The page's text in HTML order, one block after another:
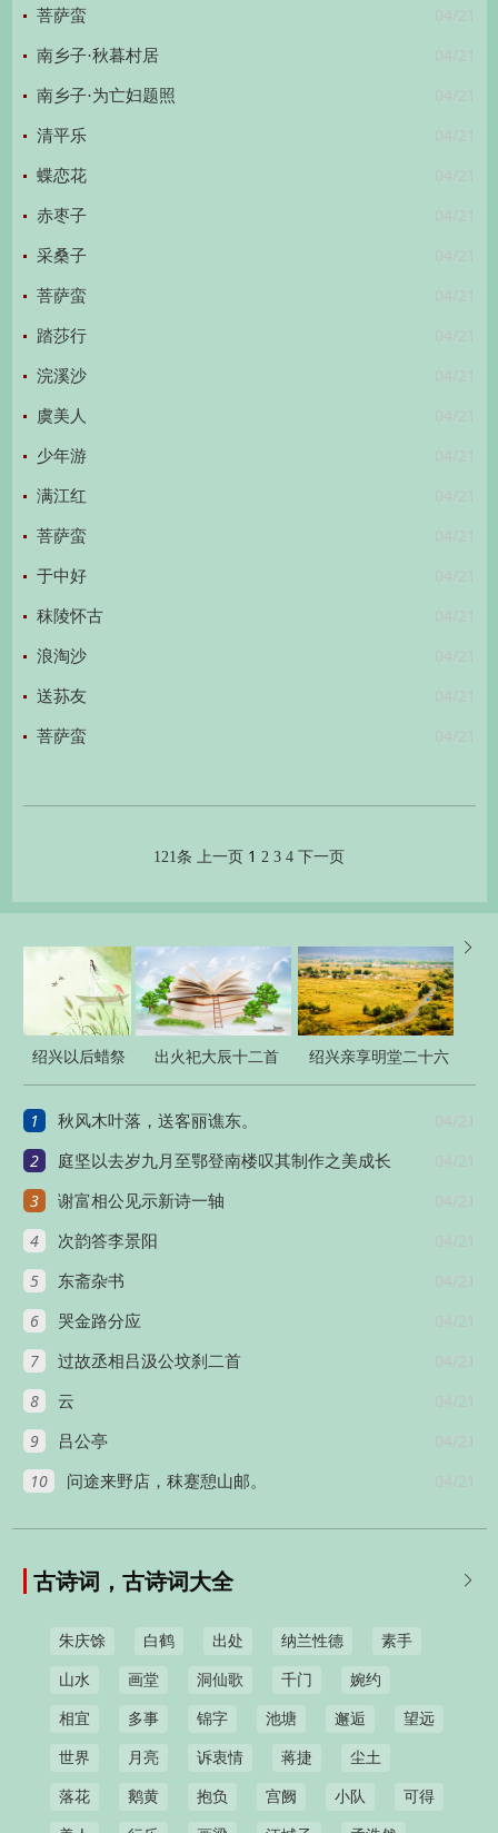
04/21
菩萨蛮
04/21
南乡子·秋暮村居
04/21
南乡子·为亡妇题照
04/21
清平乐
04/21
蝶恋花
04/21
赤枣子
04/21
采桑子
04/21
菩萨蛮
04/21
踏莎行
04/21
浣溪沙
04/21
虞美人
04/21
少年游
04/21
满江红
04/21
菩萨蛮
04/21
于中好
04/21
秣陵怀古
04/21
浪淘沙
04/21
送荪友
04/21
菩萨蛮
121条 上一页 1 2 3 4 下一页

绍兴以后蜡祭
四十二首
出火祀大辰十二首
绍兴亲享明堂二十六
首
1 04/21
秋风木叶落，送客丽谯东。
2 04/21
庭坚以去岁九月至鄂登南楼叹其制作之美成长
3 04/21
谢富相公见示新诗一轴
4 04/21
次韵答李景阳
5 04/21
东斋杂书
6 04/21
哭金路分应
7 04/21
过故丞相吕汲公坟刹二首
8 04/21
云
9 04/21
吕公亭
10 04/21
问途来野店，秣蹇憩山邮。

古诗词，古诗词大全
朱庆馀 白鹤 出处 纳兰性德 素手
山水 画堂 洞仙歌 千门 婉约
相宜 多事 锦字 池塘 邂逅 望远
世界 月亮 诉衷情 蒋捷 尘土
落花 鹅黄 抱负 宫阙 小队 可得